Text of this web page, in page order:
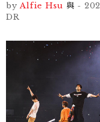
by Alfie Hsu 與 -
DR